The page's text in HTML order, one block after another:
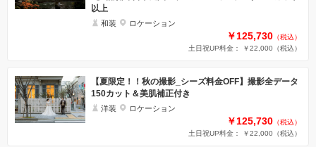
以上
和装 ロケーション
￥125,730 （税込）
土日祝UP料金： ￥22,000 （税込）
【夏限定！！秋の撮影_シーズ料金OFF】撮影全データ
150カット＆美肌補正付き
洋装 ロケーション
￥125,730 （税込）
土日祝UP料金： ￥22,000 （税込）